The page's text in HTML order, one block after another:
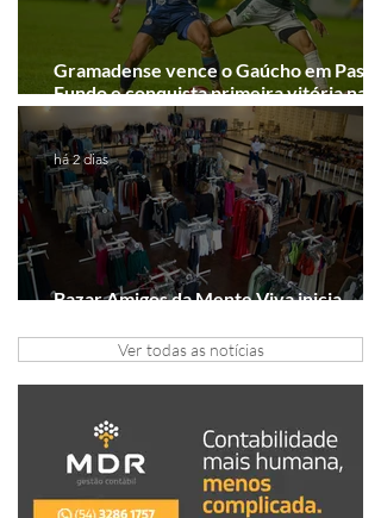
Gramadense vence o Gaúcho em Passo
Fundo e conquista primeira vitória na
Série A2
Bazar Amigos da Mente Viva inicia
há 2 dias
Ver todas as notícias